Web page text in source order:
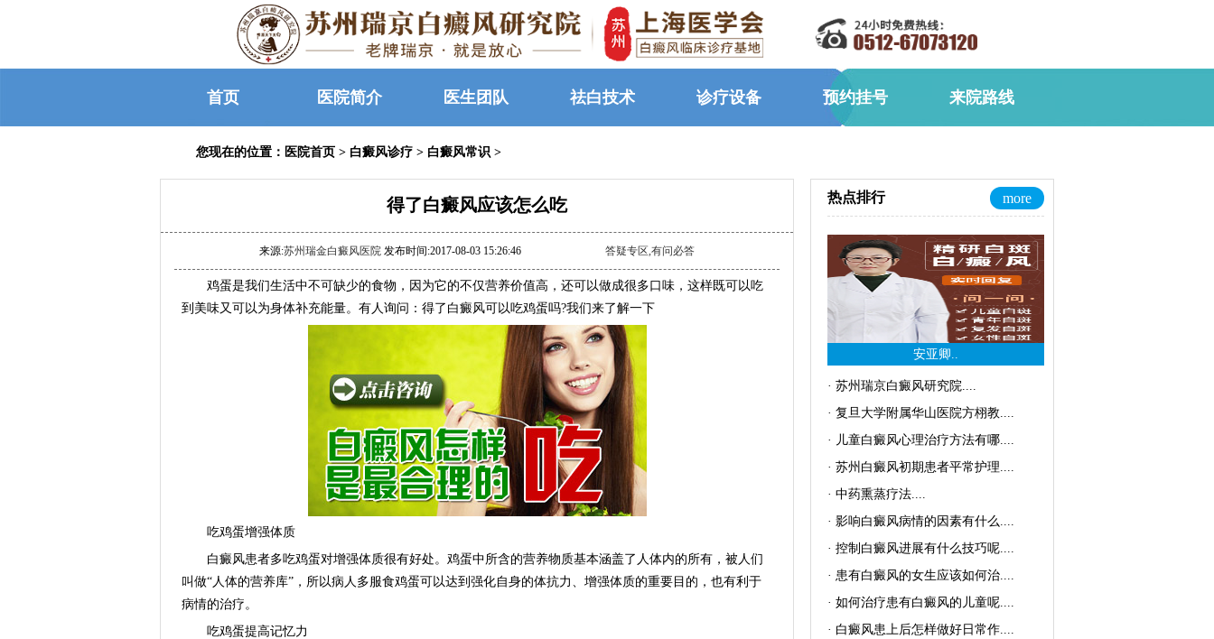
首页 医院简介 医生团队 祛白技术 诊疗设备 预约挂号 来院路线
您现在的位置： 医院首页 > 白癜风诊疗 > 白癜风常识 >
得了白癜风应该怎么吃
来源:苏州瑞金白癜风医院 发布时间:2017-08-03 15:26:46 答疑专区,有问必答
鸡蛋是我们生活中不可缺少的食物，因为它的不仅营养价值高，还可以做成很多口味，这样既可以吃
到美味又可以为身体补充能量。有人询问：得了白癜风可以吃鸡蛋吗?我们来了解一下
吃鸡蛋增强体质
白癜风患者多吃鸡蛋对增强体质很有好处。鸡蛋中所含的营养物质基本涵盖了人体内的所有，被人们
叫做“人体的营养库”，所以病人多服食鸡蛋可以达到强化自身的体抗力、增强体质的重要目的，也有利于
病情的治疗。
吃鸡蛋提高记忆力
热点排行 more
安亚卿..
· 苏州瑞京白癜风研究院....
· 复旦大学附属华山医院方栩教....
· 儿童白癜风心理治疗方法有哪....
· 苏州白癜风初期患者平常护理....
· 中药熏蒸疗法....
· 影响白癜风病情的因素有什么....
· 控制白癜风进展有什么技巧呢....
· 患有白癜风的女生应该如何治....
· 如何治疗患有白癜风的儿童呢....
· 白癜风患上后怎样做好日常作....